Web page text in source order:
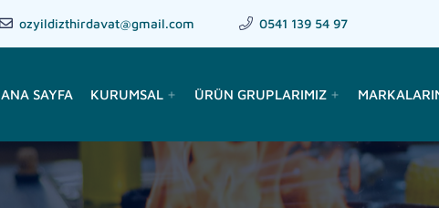
ozyildizthirdavat@gmail.com 0541 139 54 97
ANA SAYFA KURUMSAL add ÜRÜN GRUPLARIMIZ add